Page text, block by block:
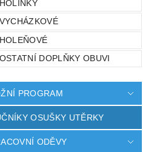
HOLINKY
VYCHÁZKOVÉ
HOLEŇOVÉ
OSTATNÍ DOPLŇKY OBUVI
PROGRAM
OSUŠKY UTĚRKY
ODĚVY